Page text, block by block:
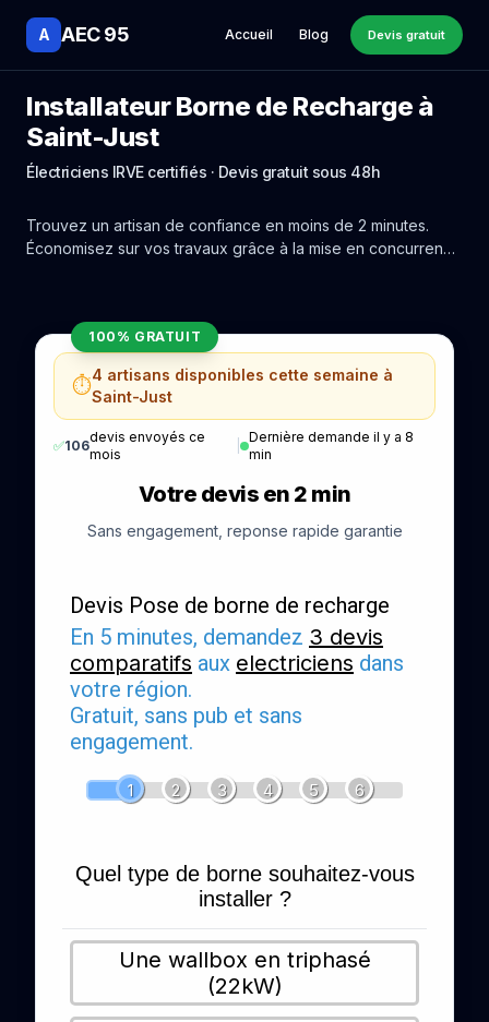
A AEC 95 Accueil Blog Devis gratuit
Installateur Borne de Recharge à
Saint-Just
Électriciens IRVE certifiés · Devis gratuit sous 48h
Trouvez un artisan de confiance en moins de 2 minutes.
Économisez sur vos travaux grâce à la mise en concurrence
100% GRATUIT
⏱️4 artisans disponibles cette semaine à
Saint-Just
✅106
devis envoyés ce
mois
|
Dernière demande il y a 8
min
Votre devis en 2 min
Sans engagement, reponse rapide garantie
Devis Pose de borne de recharge
En 5 minutes, demandez 3 devis
comparatifs aux electriciens dans
votre région.
Gratuit, sans pub et sans
engagement.
1 2 3 4 5 6
Quel type de borne souhaitez-vous
installer ?
Une wallbox en triphasé
(22kW)